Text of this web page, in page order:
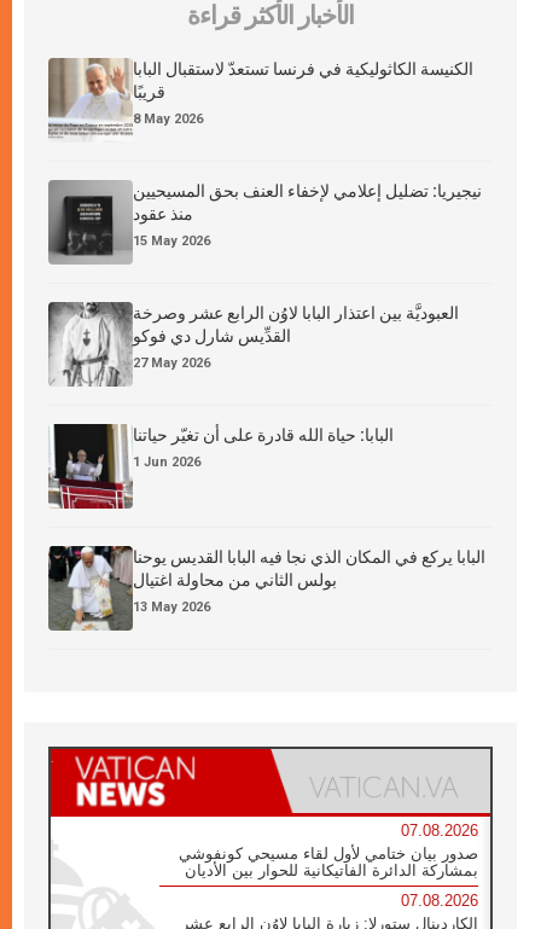
الأخبار الأكثر قراءة
الكنيسة الكاثوليكية في فرنسا تستعدّ لاستقبال البابا
قريبًا
8 May 2026
نيجيريا: تضليل إعلامي لإخفاء العنف بحق المسيحيين
منذ عقود
15 May 2026
العبوديَّة بين اعتذار البابا لاوُن الرابع عشر وصرخة
القدِّيس شارل دي فوكو
27 May 2026
البابا: حياة الله قادرة على أن تغيّر حياتنا
1 Jun 2026
البابا يركع في المكان الذي نجا فيه البابا القديس يوحنا
بولس الثاني من محاولة اغتيال
13 May 2026
07.08.2026
صدور بيان ختامي لأول لقاء مسيحي كونفوشي
بمشاركة الدائرة الفاتيكانية للحوار بين الأديان
07.08.2026
الكاردينال ستورلا: زيارة البابا لاوُن الرابع عشر